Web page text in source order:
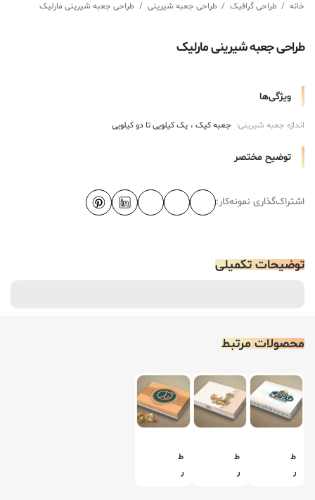
خانه / طراحی گرافیک / طراحی جعبه شیرینی / طراحی جعبه شیرینی مارلیک
توضیح مختصر
طراحی جعبه شیرینی مارلیک
ویژگی‌ها
اندازه جعبه شیرینی: جعبه کیک یک کیلویی تا دو کیلویی
اشتراک‌گذاری نمونه‌کار:
توضیحات تکمیلی
محصولات مرتبط
ط
ر
ط
ر
ط
ر